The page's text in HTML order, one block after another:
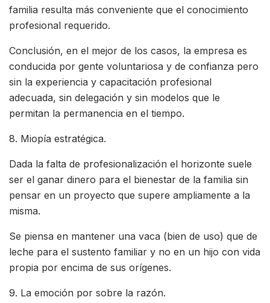
familia resulta más conveniente que el conocimiento
profesional requerido.
Conclusión, en el mejor de los casos, la empresa es
conducida por gente voluntariosa y de confianza pero
sin la experiencia y capacitación profesional
adecuada, sin delegación y sin modelos que le
permitan la permanencia en el tiempo.
8. Miopía estratégica.
Dada la falta de profesionalización el horizonte suele
ser el ganar dinero para el bienestar de la familia sin
pensar en un proyecto que supere ampliamente a la
misma.
Se piensa en mantener una vaca (bien de uso) que de
leche para el sustento familiar y no en un hijo con vida
propia por encima de sus orígenes.
9. La emoción por sobre la razón.